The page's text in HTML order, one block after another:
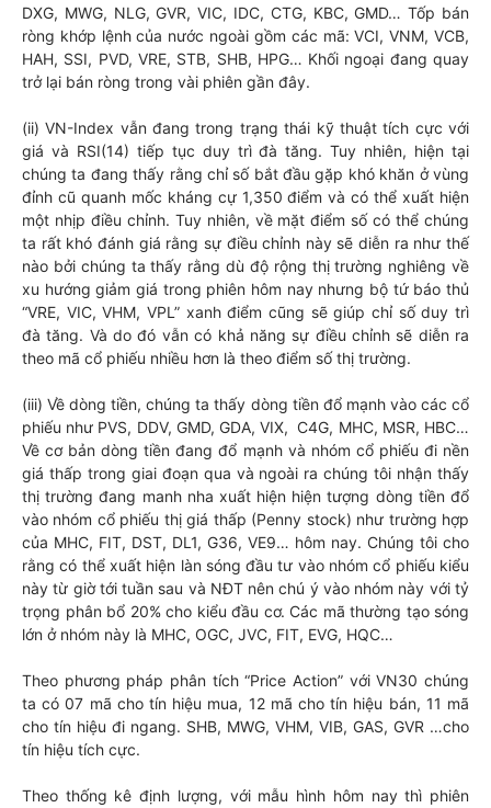
DXG, MWG, NLG, GVR, VIC, IDC, CTG, KBC, GMD… Tốp bán
ròng khớp lệnh của nước ngoài gồm các mã: VCI, VNM, VCB,
HAH, SSI, PVD, VRE, STB, SHB, HPG… Khối ngoại đang quay
trở lại bán ròng trong vài phiên gần đây.
(ii) VN-Index vẫn đang trong trạng thái kỹ thuật tích cực với
giá và RSI(14) tiếp tục duy trì đà tăng. Tuy nhiên, hiện tại
chúng ta đang thấy rằng chỉ số bắt đầu gặp khó khăn ở vùng
đỉnh cũ quanh mốc kháng cự 1,350 điểm và có thể xuất hiện
một nhịp điều chỉnh. Tuy nhiên, về mặt điểm số có thể chúng
ta rất khó đánh giá rằng sự điều chỉnh này sẽ diễn ra như thế
nào bởi chúng ta thấy rằng dù độ rộng thị trường nghiêng về
xu hướng giảm giá trong phiên hôm nay nhưng bộ tứ báo thủ
“VRE, VIC, VHM, VPL” xanh điểm cũng sẽ giúp chỉ số duy trì
đà tăng. Và do đó vẫn có khả năng sự điều chỉnh sẽ diễn ra
theo mã cổ phiếu nhiều hơn là theo điểm số thị trường.
(iii) Về dòng tiền, chúng ta thấy dòng tiền đổ mạnh vào các cổ
phiếu như PVS, DDV, GMD, GDA, VIX, C4G, MHC, MSR, HBC…
Về cơ bản dòng tiền đang đổ mạnh và nhóm cổ phiếu đi nền
giá thấp trong giai đoạn qua và ngoài ra chúng tôi nhận thấy
thị trường đang manh nha xuất hiện hiện tượng dòng tiền đổ
vào nhóm cổ phiếu thị giá thấp (Penny stock) như trường hợp
của MHC, FIT, DST, DL1, G36, VE9… hôm nay. Chúng tôi cho
rằng có thể xuất hiện làn sóng đầu tư vào nhóm cổ phiếu kiểu
này từ giờ tới tuần sau và NĐT nên chú ý vào nhóm này với tỷ
trọng phân bổ 20% cho kiểu đầu cơ. Các mã thường tạo sóng
lớn ở nhóm này là MHC, OGC, JVC, FIT, EVG, HQC…
Theo phương pháp phân tích “Price Action” với VN30 chúng
ta có 07 mã cho tín hiệu mua, 12 mã cho tín hiệu bán, 11 mã
cho tín hiệu đi ngang. SHB, MWG, VHM, VIB, GAS, GVR …cho
tín hiệu tích cực.
Theo thống kê định lượng, với mẫu hình hôm nay thì phiên